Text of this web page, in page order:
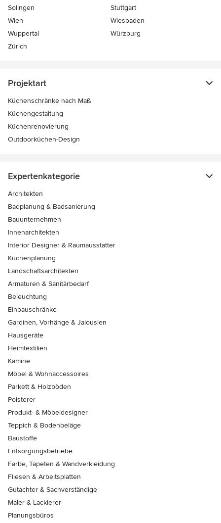
Solingen
Stuttgart
Wien
Wiesbaden
Wuppertal
Würzburg
Zürich
Projektart
Küchenschränke nach Maß
Küchengestaltung
Küchenrenovierung
Outdoorküchen-Design
Expertenkategorie
Architekten
Badplanung & Badsanierung
Bauunternehmen
Innenarchitekten
Interior Designer & Raumausstatter
Küchenplanung
Landschaftsarchitekten
Armaturen & Sanitärbedarf
Beleuchtung
Einbauschränke
Gardinen, Vorhänge & Jalousien
Hausgeräte
Heimtextilien
Kamine
Möbel & Wohnaccessoires
Parkett & Holzböden
Polsterer
Produkt- & Möbeldesigner
Teppich & Bodenbeläge
Baustoffe
Entsorgungsbetriebe
Farbe, Tapeten & Wandverkleidung
Fliesen & Arbeitsplatten
Gutachter & Sachverständige
Maler & Lackierer
Planungsbüros